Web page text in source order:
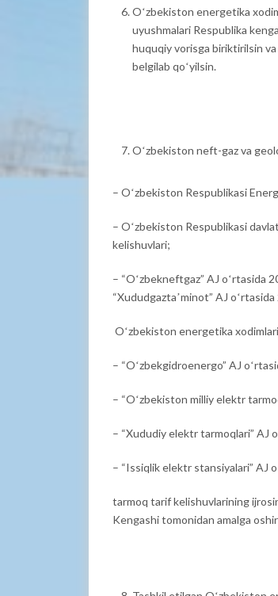
Oʻzbekiston energetika
uyushmalari Respublika
huquqiy vorisga biriktirilsin
belgilab qoʻyilsin.
Oʻzbekiston neft-gaz va
– Oʻzbekiston Respublikasi
– Oʻzbekiston Respublikasi
kelishuvlari;
– “Oʻzbekneftgaz” AJ oʻrtasida
“Xududgaztaʼminot” AJ
Oʻzbekiston energetika
– “Oʻzbekgidroenergo” AJ
– “Oʻzbekiston milliy elektr
– “Xududiy elektr tarmoqlari” AJ
– “Issiqlik elektr stansiyalari” AJ
tarmoq tarif kelishuvlarining
Kengashi tomonidan amalga